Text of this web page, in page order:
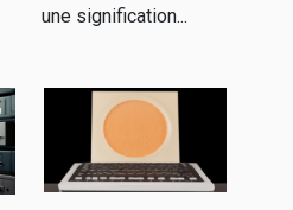
une signification...